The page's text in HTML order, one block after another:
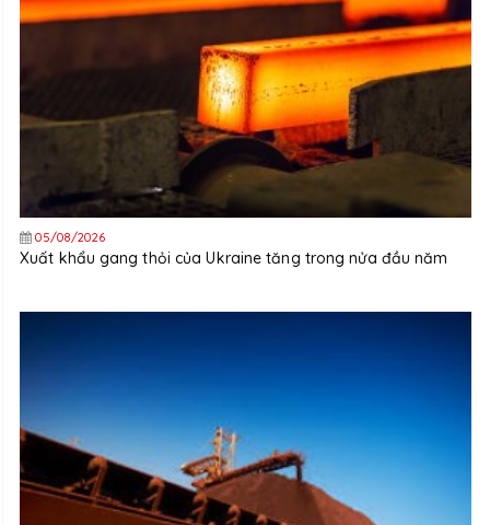
05/08/2026
Xuất khẩu gang thỏi của Ukraine tăng trong nửa đầu năm